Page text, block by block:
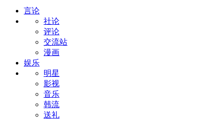
言论
社论
评论
交流站
漫画
娱乐
明星
影视
音乐
韩流
送礼